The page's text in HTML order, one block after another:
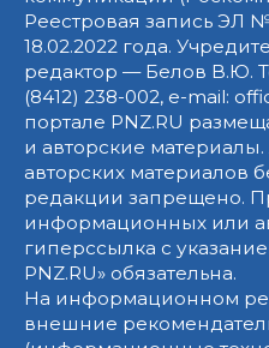
Реестровая запись ЭЛ
18.02.2022 года.
редактор — Белов В.Ю.
(8412) 238-002, e-mail:
портале PNZ.RU
и авторские
авторских материалов
редакции запрещено.
информационных или
гиперссылка с
PNZ.RU» обязательна.
На информационном
внешние